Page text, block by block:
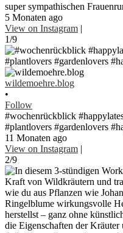
super sympathischen
5 Monaten ago
View on Instagram |
1/9
wildemoehre.blog
•
Follow
#wochenrückblick
#plantlovers #gardenlovers
11 Monaten ago
View on Instagram |
2/9